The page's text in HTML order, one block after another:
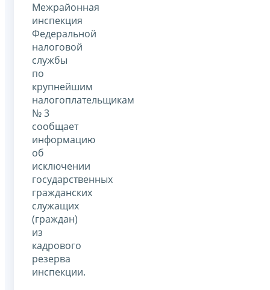
Межрайонная
инспекция
Федеральной
налоговой
службы
по
крупнейшим
налогоплательщикам
№ 3
сообщает
информацию
об
исключении
государственных
гражданских
служащих
(граждан)
из
кадрового
резерва
инспекции.